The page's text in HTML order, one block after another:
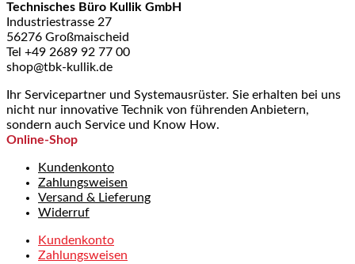
Technisches Büro Kullik GmbH
Industriestrasse 27
56276 Großmaischeid
Tel +49 2689 92 77 00
shop@tbk-kullik.de
Ihr Servicepartner und Systemausrüster. Sie erhalten bei uns
nicht nur innovative Technik von führenden Anbietern,
sondern auch Service und Know How.
Online-Shop
Kundenkonto
Zahlungsweisen
Versand & Lieferung
Widerruf
Kundenkonto
Zahlungsweisen